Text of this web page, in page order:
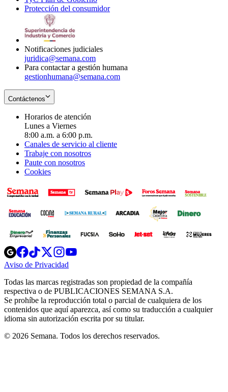
window
newin
Protección del consumidorOpens
Notificaciones judiciales
juridica@semana.com
Para contactar a gestión humana
gestionhumana@semana.com
Contáctenos
Horarios de atención
Lunes a Viernes
8:00 a.m. a 6:00 p.m.
Canales de servicio al cliente
Trabaje con nosotros
Paute con nosotros
Cookies
Opens
in
new
Opens
in
new
Opens
in
new
window
Opens
new
windowwindow
Aviso de Privacidad
new
window
Todas las marcas registradas son propiedad de la compañía
respectiva o de PUBLICACIONES SEMANA S.A.
Se prohíbe la reproducción total o parcial de cualquiera de los
contenidos que aquí aparezca, así como su traducción a cualquier
idioma sin autorización escrita por su titular.
© 2026 Semana. Todos los derechos reservados.